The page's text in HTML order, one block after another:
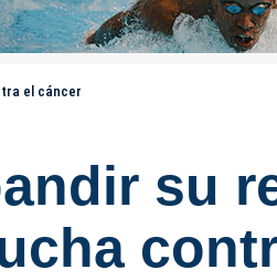
el cáncer
su